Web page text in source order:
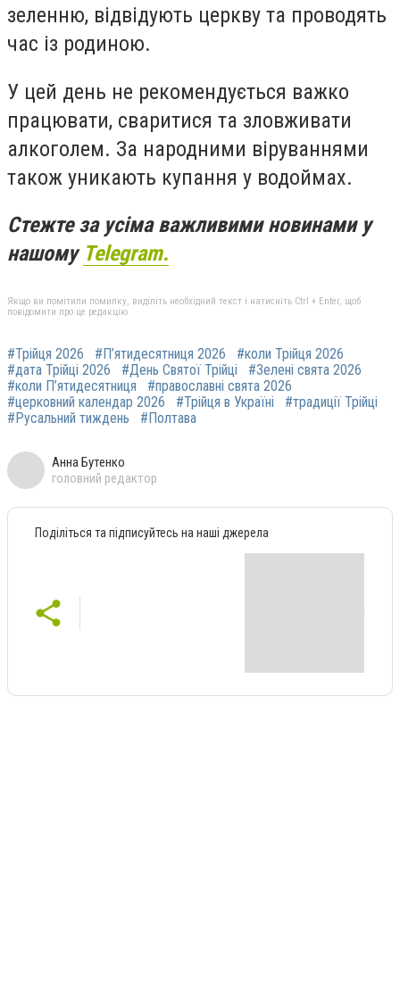
зеленню, відвідують церкву та проводять
час із родиною.
У цей день не рекомендується важко
працювати, сваритися та зловживати
алкоголем. За народними віруваннями
також уникають купання у водоймах.
Стежте за усіма важливими новинами у
нашому Telegram.
Якщо ви помітили помилку, виділіть необхідний текст і натисніть Ctrl + Enter, щоб
повідомити про це редакцію
#Трійця 2026 #П’ятидесятниця 2026
#коли Трійця 2026
#дата Трійці 2026
#День Святої Трійці
#Зелені свята 2026
#коли П’ятидесятниця
#православні свята 2026
#церковний календар 2026
#Трійця в Україні
#традиції Трійці
#Русальний тиждень
#Полтава
Анна Бутенко
головний редактор
Поділіться та підписуйтесь на наші джерела